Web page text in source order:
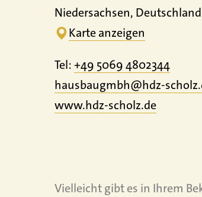
Niedersachsen, Deutschland
Karte anzeigen
Tel:+49 5069 4802344
hausbaugmbh@hdz-
www.hdz-scholz.de
Vielleicht gibt es in Ihrem